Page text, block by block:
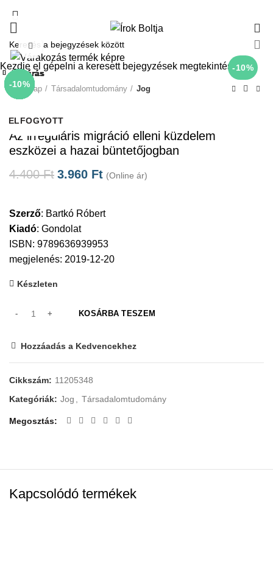
-10%
Click to enlarge
Kezdőlap Társadalomtudomány Jog
Az irreguláris migráció elleni küzdelem
eszközei a hazai büntetőjogban
4.400Ft 3.960 Ft (Online ár)
Szerző: Bartkó Róbert
Kiadó: Gondolat
ISBN: 9789636939953
megjelenés: 2019-12-20
Készleten
KOSÁRBA TESZEM
Hozzáadás a Kedvencekhez
Cikkszám: 11205348
Kategóriák: Jog , Társadalomtudomány
Megosztás
Kapcsolódó termékek
-10%
ELFOGYOTT
Bezárás
-10%
ELFOGYOTT
Bezárás
-10%
ELFOGYOTT
Bezárás
-10%
Bezárás
-10%
ELFOGYOTT
Bezárás
-10%
Bezárás
-10%
Bezárás
-10%
ELFOGYOTT
Bezárás
Kezdje el gépelni a keresett bejegyzések megtekintéséhez.